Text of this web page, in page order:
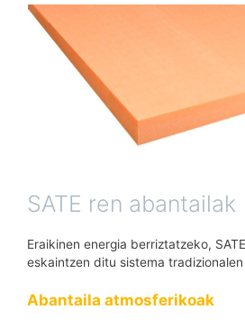
SATE ren abantailak
Eraikinen energia berriztatzeko,
eskaintzen ditu sistema
Abantaila atmosferikoak